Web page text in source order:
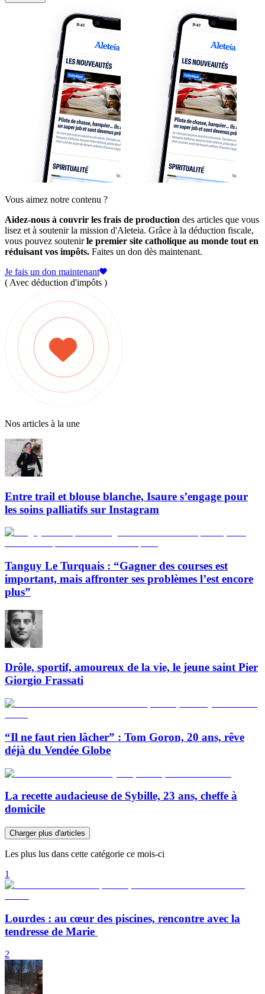
Vous aimez notre contenu ?
Aidez-nous à couvrir les frais de production des articles que vous
lisez et à soutenir la mission d'Aleteia. Grâce à la déduction fiscale,
vous pouvez soutenirle premier site catholique au monde tout en
réduisant vos impôts. Faites un don dès maintenant.
Je fais un don maintenant
( Avec déduction d'impôts )
Nos articles à la une
Entre trail et blouse blanche, Isaure s’engage pour
les soins palliatifs sur Instagram
Tanguy Le Turquais : “Gagner des courses est
important, mais affronter ses problèmes l’est encore
plus”
Drôle, sportif, amoureux de la vie, le jeune saint Pier
Giorgio Frassati
“Il ne faut rien lâcher” : Tom Goron, 20 ans, rêve
déjà du Vendée Globe
La recette audacieuse de Sybille, 23 ans, cheffe à
domicile
Charger plus d'articles
Les plus lus dans cette catégorie ce mois-ci
1
Lourdes : au cœur des piscines, rencontre avec la
tendresse de Marie
2